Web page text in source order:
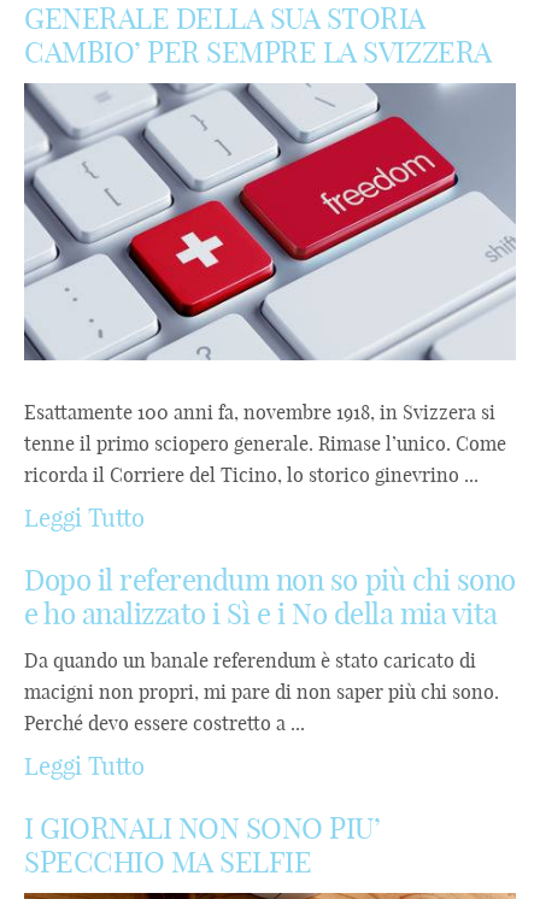
GENERALE DELLA SUA STORIA
CAMBIO’ PER SEMPRE LA SVIZZERA
Esattamente 100 anni fa, novembre 1918, in Svizzera si
tenne il primo sciopero generale. Rimase l’unico. Come
ricorda il Corriere del Ticino, lo storico ginevrino ...
Leggi Tutto
Dopo il referendum non so più chi sono
e ho analizzato i Sì e i No della mia vita
Da quando un banale referendum è stato caricato di
macigni non propri, mi pare di non saper più chi sono.
Perché devo essere costretto a ...
Leggi Tutto
I GIORNALI NON SONO PIU’
SPECCHIO MA SELFIE